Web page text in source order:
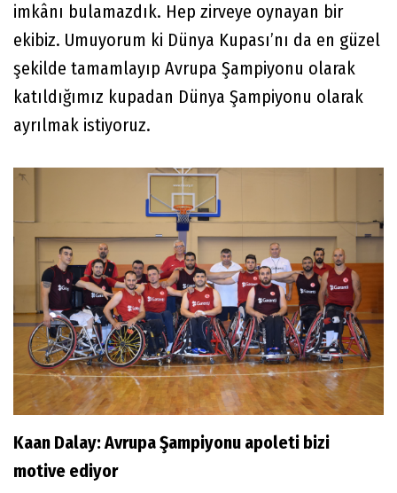
imkânı bulamazdık. Hep zirveye oynayan bir
ekibiz. Umuyorum ki Dünya Kupası’nı da en güzel
şekilde tamamlayıp Avrupa Şampiyonu olarak
katıldığımız kupadan Dünya Şampiyonu olarak
ayrılmak istiyoruz.
Kaan Dalay: Avrupa Şampiyonu apoleti bizi
motive ediyor